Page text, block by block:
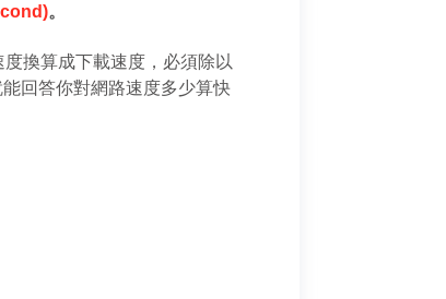
。
換算成下載速度，必須除以
回答你對網路速度多少算快